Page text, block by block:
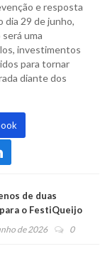
e resposta
dia 29 de junho,
uma
investimentos
para tornar
diante dos
de duas
o FestiQueijo
de 2026 0